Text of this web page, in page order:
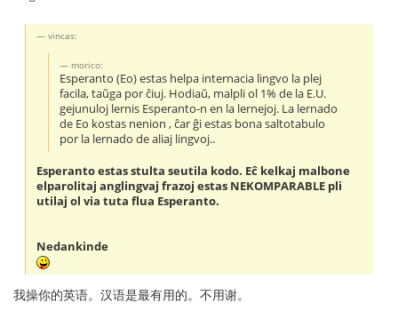
vincas:
morico:
Esperanto (Eo) estas helpa internacia lingvo la plej
facila, taŭga por ĉiuj. Hodiaŭ, malpli ol 1% de la E.U.
gejunuloj lernis Esperanto-n en la lernejoj. La lernado
de Eo kostas nenion , ĉar ĝi estas bona saltotabulo
por la lernado de aliaj lingvoj..
Esperanto estas stulta seutila kodo. Eĉ kelkaj malbone
elparolitaj anglingvaj frazoj estas NEKOMPARABLE pli
utilaj ol via tuta flua Esperanto.
Nedankinde
我操你的英语。汉语是最有用的。不用谢。